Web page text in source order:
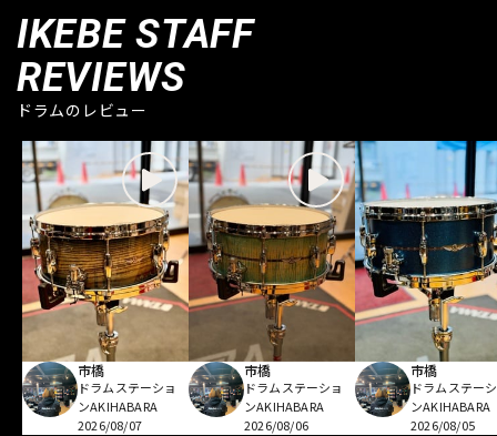
IKEBE STAFF
REVIEWS
ドラムのレビュー
市橋
ドラムステーショ
ンAKIHABARA
2026/08/07
市橋
ドラムステーショ
ンAKIHABARA
2026/08/06
市橋
ドラムステー
ンAKIHABARA
2026/08/05